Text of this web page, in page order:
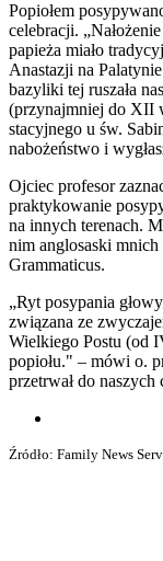
Popiołem
celebracji.
papieża miało
Anastazji na
bazyliki tej ruszała
(przynajmniej do XII
stacyjnego u św.
nabożeństwo i
Ojciec profesor
praktykowanie
na innych terenach.
nim anglosaski
Grammaticus.
„Ryt posypania
związana ze
Wielkiego Postu (od
popiołu." – mówi o.
przetrwał do naszych
Źródło: Family News